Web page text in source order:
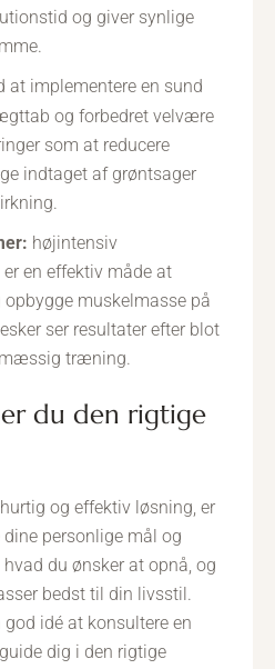
og giver synlige
at implementere en sund
og forbedret velvære
som at reducere
indtaget af grøntsager
højintensiv
en effektiv måde at
muskelmasse på
ser resultater efter blot
træning.
og effektiv løsning, er
personlige mål og
du ønsker at opnå, og
bedst til din livsstil.
idé at konsultere en
dig i den rigtige